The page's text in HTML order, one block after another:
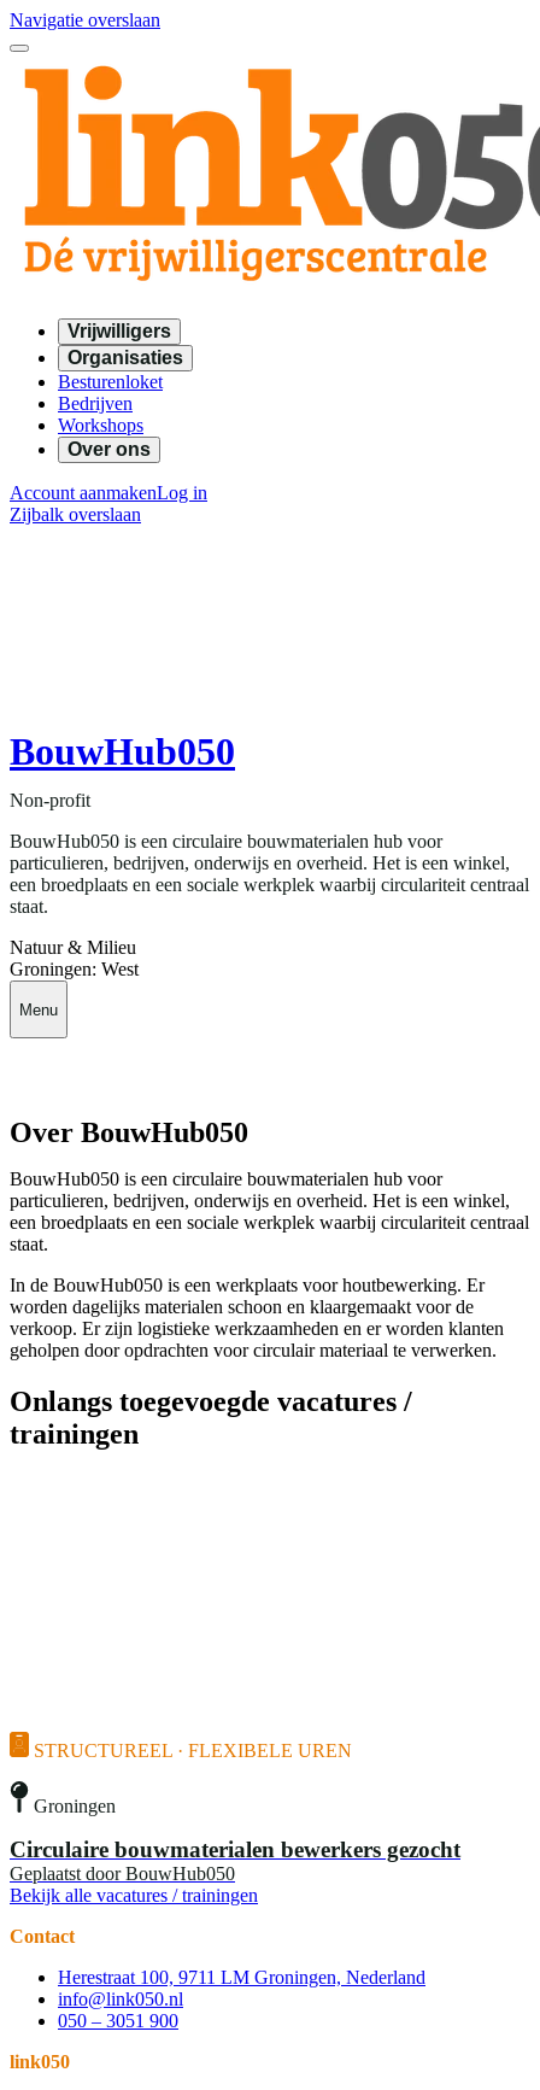
Navigatie overslaan
Vrijwilligers
Organisaties
Besturenloket
Bedrijven
Workshops
Over ons
Account aanmakenLog in
Zijbalk overslaan
BouwHub050
Non-profit
BouwHub050 is een circulaire bouwmaterialen hub voor
particulieren, bedrijven, onderwijs en overheid. Het is een winkel,
een broedplaats en een sociale werkplek waarbij circulariteit centraal
staat.
Natuur & Milieu
Groningen: West
Menu
Over BouwHub050
BouwHub050 is een circulaire bouwmaterialen hub voor
particulieren, bedrijven, onderwijs en overheid. Het is een winkel,
een broedplaats en een sociale werkplek waarbij circulariteit centraal
staat.
In de BouwHub050 is een werkplaats voor houtbewerking. Er
worden dagelijks materialen schoon en klaargemaakt voor de
verkoop. Er zijn logistieke werkzaamheden en er worden klanten
geholpen door opdrachten voor circulair materiaal te verwerken.
Onlangs toegevoegde vacatures /
trainingen
STRUCTUREEL · FLEXIBELE UREN
Groningen
Circulaire bouwmaterialen bewerkers gezocht
Geplaatst door BouwHub050
Bekijk alle vacatures / trainingen
Contact
Herestraat 100, 9711 LM Groningen, Nederland
info@link050.nl
050 – 3051 900
link050